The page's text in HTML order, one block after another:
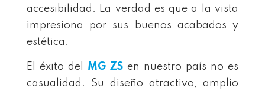
accesibilidad. La verdad es que a la vista
impresiona por sus buenos acabados y
estética.
El éxito del MG ZS en nuestro país no es
casualidad. Su diseño atractivo, amplio